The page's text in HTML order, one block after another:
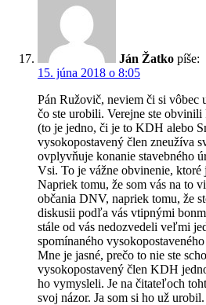
Ján Žatko píše:
15. júna 2018 o 8:05
Pán Ružovič, neviem či si vôbec
čo ste urobili. Verejne ste
(to je jedno, či je to KDH alebo
vysokopostavený člen zneužíva
ovplyvňuje konanie stavebného
Vsi. To je vážne obvinenie,
Napriek tomu, že som vás na to
občania DNV, napriek tomu, že
diskusii podľa vás vtipnými
stále od vás nedozvedeli veľmi
spomínaného
Mne je jasné, prečo to nie ste
vysokopostavený člen KDH
ho vymysleli. Je na čitateľoch
svoj názor. Ja som si ho už urobil.